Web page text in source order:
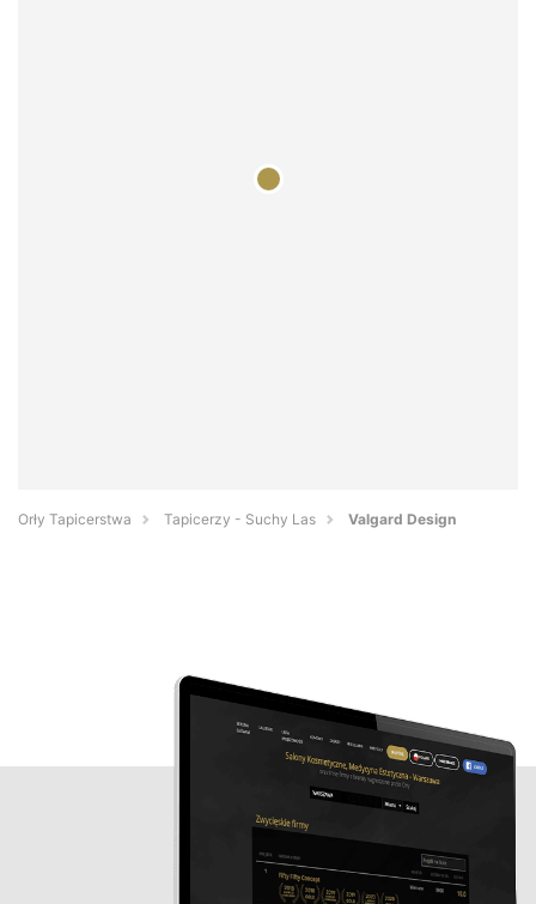
Orły Tapicerstwa Tapicerzy - Suchy Las Valgard Design